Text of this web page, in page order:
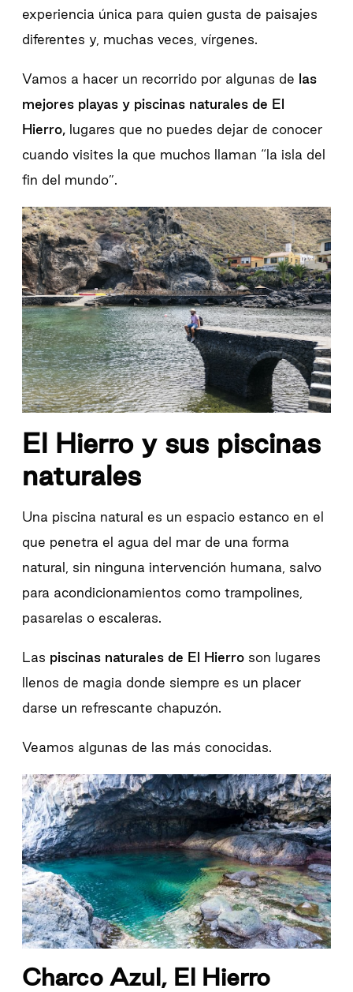
experiencia única para quien gusta de paisajes
diferentes y, muchas veces, vírgenes.
Vamos a hacer un recorrido por algunas de las
mejores playas y piscinas naturales de El
Hierro,lugares que no puedes dejar de conocer
cuando visites la que muchos llaman “la isla del
fin del mundo”.
El Hierro y sus piscinas
naturales
Una piscina natural es un espacio estanco en el
que penetra el agua del mar de una forma
natural, sin ninguna intervención humana, salvo
para acondicionamientos como trampolines,
pasarelas o escaleras.
Las piscinas naturales de El Hierro son lugares
llenos de magia donde siempre es un placer
darse un refrescante chapuzón.
Veamos algunas de las más conocidas.
Charco Azul, El Hierro